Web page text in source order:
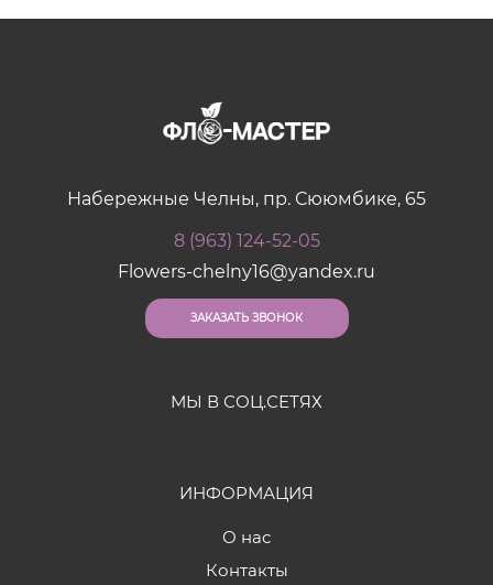
Набережные Челны, пр. Сююмбике, 65
8 (963) 124-52-05
Flowers-chelny16@yandex.ru
ЗАКАЗАТЬ ЗВОНОК
МЫ В СОЦ.СЕТЯХ
ИНФОРМАЦИЯ
О нас
Контакты